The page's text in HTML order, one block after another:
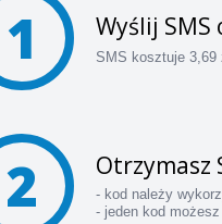
1 Wyślij SMS
SMS kosztuje 3,69
2 Otrzymasz
- kod należy
- jeden kod